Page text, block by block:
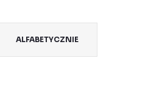
ALFABETYCZNIE